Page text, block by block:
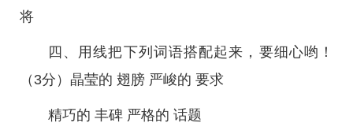
将
四、用线把下列词语搭配起来，要细心哟！
（3分）晶莹的 翅膀 严峻的 要求
精巧的 丰碑 严格的 话题